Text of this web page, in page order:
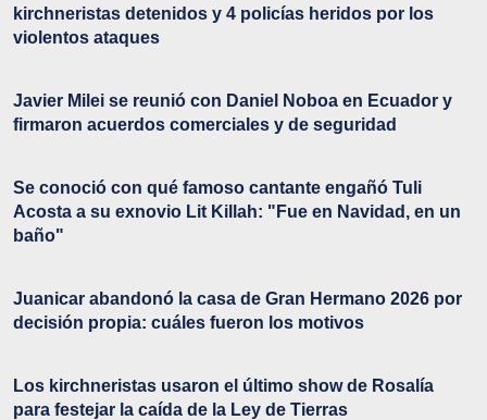
kirchneristas detenidos y 4 policías heridos por los
violentos ataques
Javier Milei se reunió con Daniel Noboa en Ecuador y
firmaron acuerdos comerciales y de seguridad
Se conoció con qué famoso cantante engañó Tuli
Acosta a su exnovio Lit Killah: "Fue en Navidad, en un
baño"
Juanicar abandonó la casa de Gran Hermano 2026 por
decisión propia: cuáles fueron los motivos
Los kirchneristas usaron el último show de Rosalía
para festejar la caída de la Ley de Tierras